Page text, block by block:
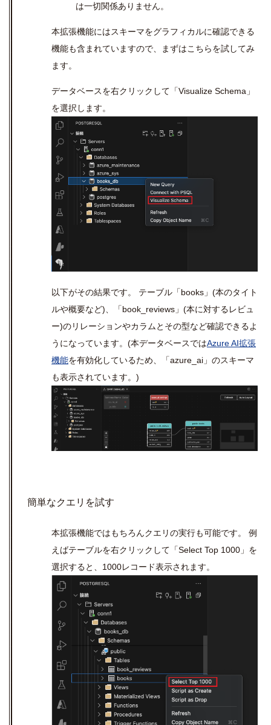
は一切関係ありません。
本拡張機能にはスキーマをグラフィカルに確認できる
機能も含まれていますので、まずはこちらを試してみ
ます。
データベースを右クリックして「Visualize Schema 」
を選択します。
以下がその結果です。 テーブル「books 」(本のタイト
ルや概要など)、「book_reviews 」(本に対するレビュ
ー)のリレーションやカラムとその型など確認できるよ
うになっています。 (本データベースではAzure AI拡張
機能を有効化しているため、「azure_ai 」のスキーマ
も表示されています。 )
簡単なクエリを試す
本拡張機能ではもちろんクエリの実行も可能です。 例
えばテーブルを右クリックして「Select Top 1000 」を
選択すると、 1000レコード表示されます。